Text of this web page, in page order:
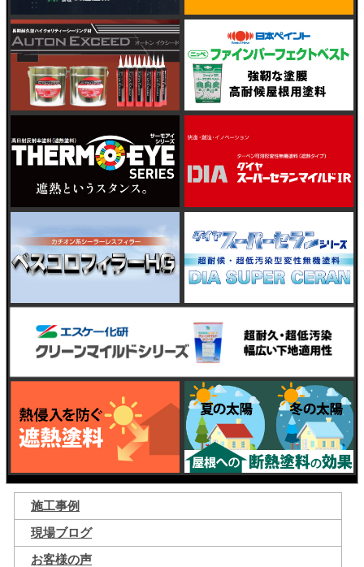
施工事例
現場ブログ
お客様の声